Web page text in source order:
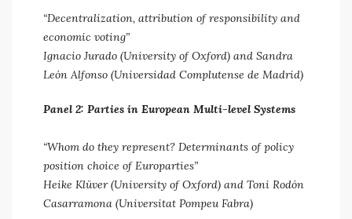
“Decentralization, attribution of responsibility and
economic voting”
Ignacio Jurado (University of Oxford) and Sandra
León Alfonso (Universidad Complutense de Madrid)
Panel 2: Parties in European Multi-level Systems
“Whom do they represent? Determinants of policy
position choice of Europarties”
Heike Klüver (University of Oxford) and Toni Rodón
Casarramona (Universitat Pompeu Fabra)